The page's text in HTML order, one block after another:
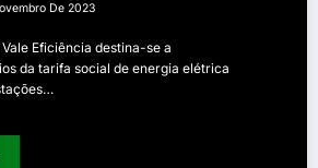
De 2023
Eficiência destina-se a
da tarifa social de energia elétrica